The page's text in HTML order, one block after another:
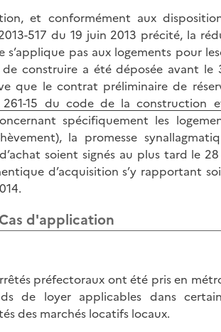
et conformément aux
517 du 19 juin 2013 précité, la
s’applique pas aux logements pour
construire a été déposée avant le
que le contrat préliminaire de
15 du code de la construction
spécifiquement les
la promesse
soient signés au plus tard le
d’acquisition s’y rapportant
d'application
préfectoraux ont été pris en
de loyer applicables dans
des marchés locatifs locaux.